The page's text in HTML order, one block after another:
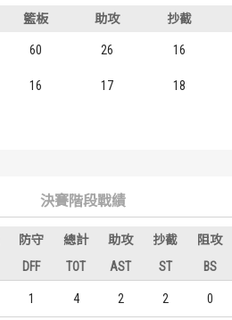
籃板 助攻 抄截
60 26 16
16 17 18
決賽階段戰績
防守 總計 助攻 抄截 阻攻
DFF TOT AST ST BS
1 4 2 2 0